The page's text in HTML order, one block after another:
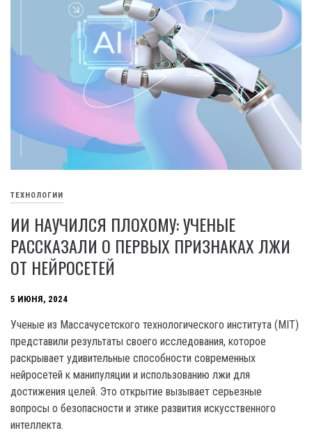
ТЕХНОЛОГИИ
ИИ НАУЧИЛСЯ ПЛОХОМУ: УЧЕНЫЕ
РАССКАЗАЛИ О ПЕРВЫХ ПРИЗНАКАХ ЛЖИ
ОТ НЕЙРОСЕТЕЙ
5 ИЮНЯ, 2024
Ученые из Массачусетского технологического института (MIT)
представили результаты своего исследования, которое
раскрывает удивительные способности современных
нейросетей к манипуляции и использованию лжи для
достижения целей. Это открытие вызывает серьезные
вопросы о безопасности и этике развития искусственного
интеллекта.